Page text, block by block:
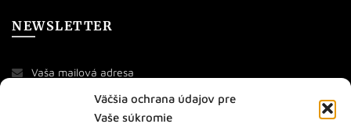
Väčšia ochrana údajov pre
Vaše súkromie
NEWSLETTER